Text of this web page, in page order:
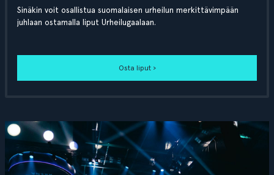
Sinäkin voit osallistua suomalaisen urheilun merkittävimpään
juhlaan ostamalla liput Urheilugaalaan.
Osta liput ›